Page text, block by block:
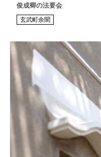
俊成卿の法要会
玄武町余聞